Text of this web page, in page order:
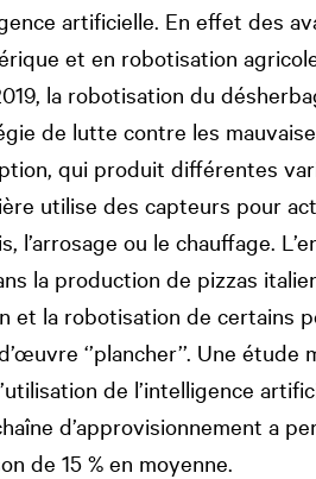
artificielle. En effet des
et en robotisation
la robotisation du
de lutte contre les
qui produit différentes
utilise des capteurs pour
l’arrosage ou le chauffage.
la production de pizzas
et la robotisation de certains
‘’plancher’’. Une
de l’intelligence
d’approvisionnement a
de 15 % en moyenne.